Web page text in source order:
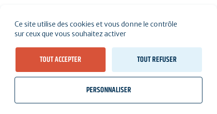
Ce site utilise des cookies et vous donne le contrôle
sur ceux que vous souhaitez activer
TOUT ACCEPTER TOUT REFUSER
PERSONNALISER